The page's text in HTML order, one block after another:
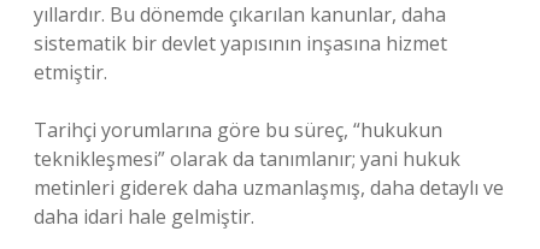
yıllardır. Bu dönemde çıkarılan kanunlar, daha
sistematik bir devlet yapısının inşasına hizmet
etmiştir.
Tarihçi yorumlarına göre bu süreç, “hukukun
teknikleşmesi” olarak da tanımlanır; yani hukuk
metinleri giderek daha uzmanlaşmış, daha detaylı ve
daha idari hale gelmiştir.